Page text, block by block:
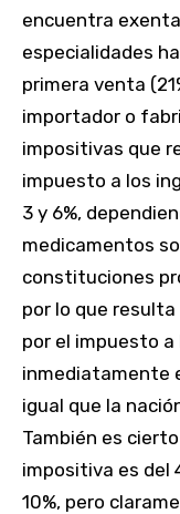
encuentra
especialidades
primera venta
importador o
impositivas que
impuesto a los
3 y 6%,
medicamentos
constituciones
por lo que
por el impuesto
inmediatamente
igual que la
También es
impositiva es del
10%, pero